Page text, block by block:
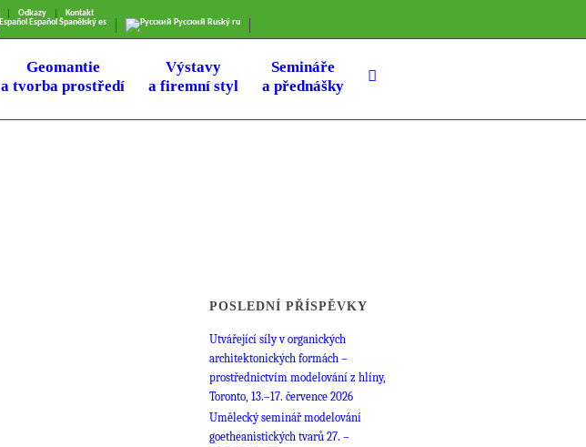
Odkazy
Kontakt
Español Španělskýes Русский Ruskýru
Geomantie
a tvorba prostředí
Výstavy
a firemní styl
Semináře
a přednášky
POSLEDNÍ PŘÍSPĚVKY
Utvářející síly v organických
architektonických formách –
prostřednictvím modelování z hlíny,
Toronto, 13.–17. července 2026
Umělecký seminář modelování
goetheanistických tvarů 27. –